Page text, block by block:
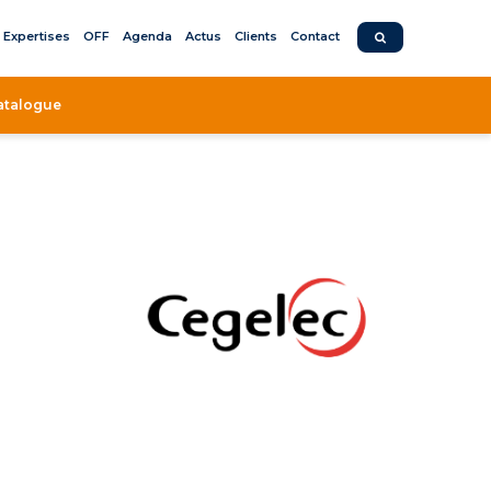
Expertises OFF Agenda Actus Clients Contact